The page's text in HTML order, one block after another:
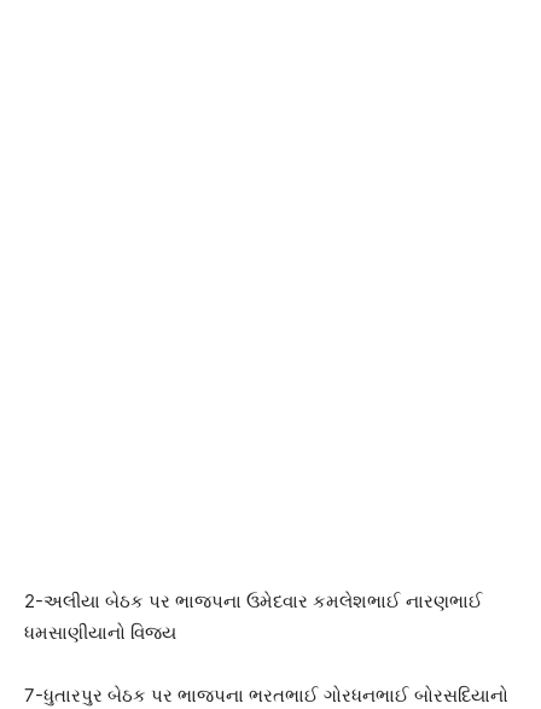
2-અલીયા બેઠક પર ભાજપના ઉમેદવાર કમલેશભાઈ નારણભાઈ
ધમસાણીયાનો વિજય
7-ધુતારપુર બેઠક પર ભાજપના ભરતભાઈ ગોરધનભાઈ બોરસદિયાનો